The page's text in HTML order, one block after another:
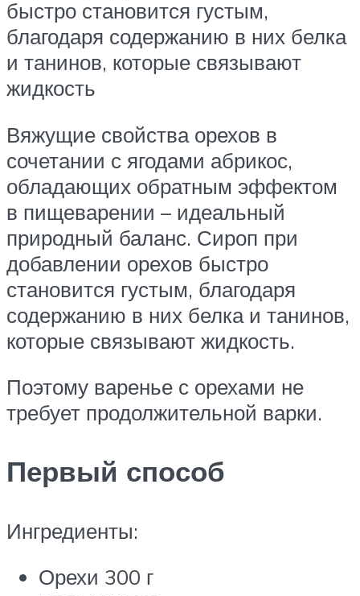
быстро становится густым,
благодаря содержанию в них белка
и танинов, которые связывают
жидкость
Вяжущие свойства орехов в
сочетании с ягодами абрикос,
обладающих обратным эффектом
в пищеварении – идеальный
природный баланс. Сироп при
добавлении орехов быстро
становится густым, благодаря
содержанию в них белка и танинов,
которые связывают жидкость.
Поэтому варенье с орехами не
требует продолжительной варки.
Первый способ
Ингредиенты:
Орехи 300 г